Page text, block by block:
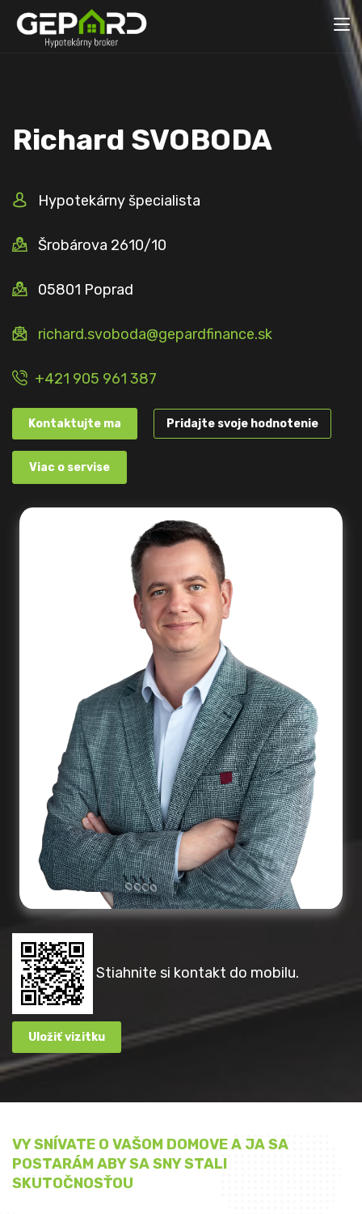
Richard SVOBODA
Hypotekárny špecialista
Šrobárova 2610/10
05801 Poprad
richard.svoboda@gepardfinance.sk
+421 905 961 387
Kontaktujte ma Pridajte svoje hodnotenie
Viac o servise
Stiahnite si kontakt do mobilu.
Uložiť vizitku
VY SNÍVATE O VAŠOM DOMOVE A JA SA
POSTARÁM ABY SA SNY STALI
SKUTOČNOSŤOU